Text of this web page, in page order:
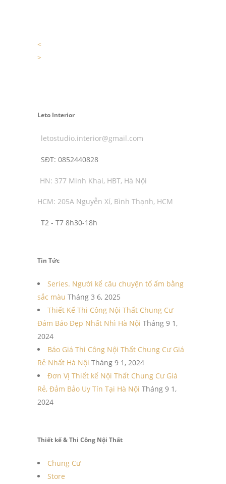
<
>
Leto Interior
letostudio.interior@gmail.com
SĐT: 0852440828
HN: 377 Minh Khai, HBT, Hà Nội
HCM: 205A Nguyễn Xí, Bình Thạnh, HCM
T2 - T7 8h30-18h
Tin Tức
Series. Người kể câu chuyện tổ ấm bằng
sắc màu Tháng 3 6, 2025
Thiết Kế Thi Công Nội Thất Chung Cư
Đảm Bảo Đẹp Nhất Nhì Hà Nội Tháng 9 1,
2024
Báo Giá Thi Công Nội Thất Chung Cư Giá
Rẻ Nhất Hà Nội Tháng 9 1, 2024
Đơn Vị Thiết kế Nội Thất Chung Cư Giá
Rẻ, Đảm Bảo Uy Tín Tại Hà Nội Tháng 9 1,
2024
Thiết kế & Thi Công Nội Thất
Chung Cư
Store